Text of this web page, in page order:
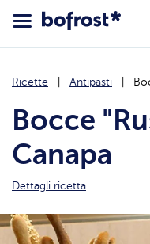
Ricette Antipasti
Bocce
Canapa
Dettagli ricetta